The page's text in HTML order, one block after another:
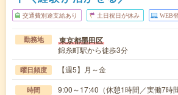
交通費別途支給あり 土日祝日が休み WEB
勤務地 東京都墨田区
錦糸町駅から徒歩3分
曜日頻度 【週5】月～金
時間 9:00～17:40（休憩1時間／実働7時